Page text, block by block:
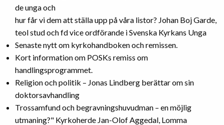
de unga och
hur får vi dem att ställa upp på våra listor? Johan Boj Garde,
teol stud och fd vice ordförande i Svenska Kyrkans Unga
Senaste nytt om kyrkohandboken och remissen.
Kort information om POSKs remiss om
handlingsprogrammet.
Religion och politik – Jonas Lindberg berättar om sin
doktorsavhandling
Trossamfund och begravningshuvudman – en möjlig
utmaning?" Kyrkoherde Jan-Olof Aggedal, Lomma